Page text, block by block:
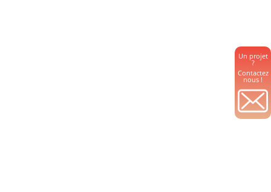
Un projet
?
Contactez
nous !